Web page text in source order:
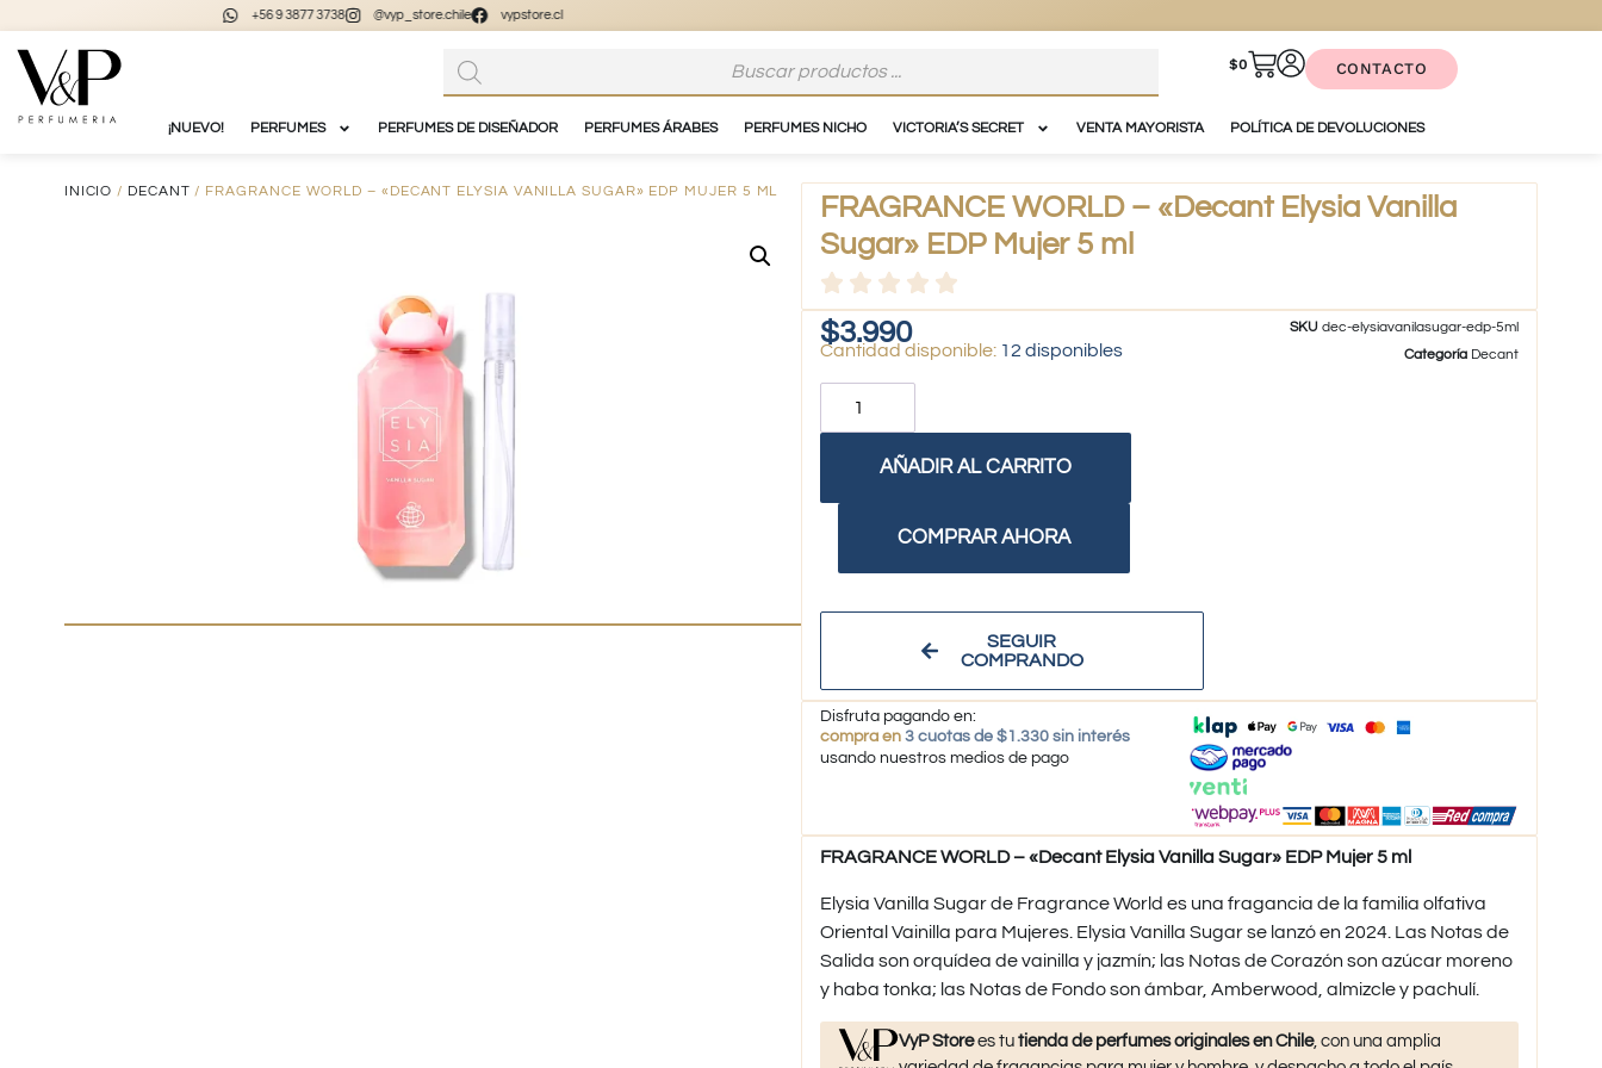
@vyp_store.chile vypstore.cl
$0 CONTACTO
¡NUEVO! PERFUMES PERFUMES DE DISEÑADOR PERFUMES ÁRABES PERFUMES NICHO VICTORIA’S SECRET VENTA MAYORISTA POLÍTICA DE DEVOLUCIONES
INICIO / DECANT / FRAGRANCE WORLD – «DECANT ELYSIA VANILLA SUGAR» EDP MUJER 5 ML
FRAGRANCE WORLD – «Decant Elysia Vanilla
Sugar» EDP Mujer 5 ml
$3.990
12 disponibles
AÑADIR AL CARRITO
COMPRAR AHORA
SEGUIR
COMPRANDO
SKUdec-elysiavanilasugar-edp-5ml
Categoría Decant
Disfruta pagando en:
compra en 3 cuotas de $1.330 sin interés
usando nuestros medios de pago
FRAGRANCE WORLD – «Decant Elysia Vanilla Sugar» EDP Mujer 5 ml
Elysia Vanilla Sugar de Fragrance World es una fragancia de la familia olfativa
Oriental Vainilla para Mujeres. Elysia Vanilla Sugar se lanzó en 2024. Las Notas de
Salida son orquídea de vainilla y jazmín; las Notas de Corazón son azúcar moreno
y haba tonka; las Notas de Fondo son ámbar, Amberwood, almizcle y pachulí.
VyP Storees tutienda de perfumes originales en Chile, con una amplia